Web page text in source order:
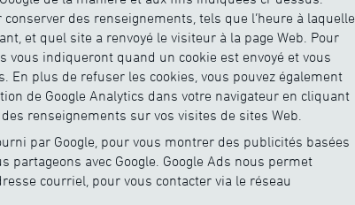
des renseignements, tels que l’heure à laquelle
et quel site a renvoyé le visiteur à la page Web. Pour
vous indiqueront quand un cookie est envoyé et vous
En plus de refuser les cookies, vous pouvez également
de Google Analytics dans votre navigateur en cliquant
renseignements sur vos visites de sites Web.
par Google, pour vous montrer des publicités basées
avec Google. Google Ads nous permet
courriel, pour vous contacter via le réseau